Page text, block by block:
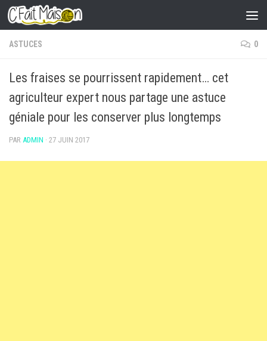
Skip to content
ASTUCES 0
Les fraises se pourrissent rapidement… cet
agriculteur expert nous partage une astuce
géniale pour les conserver plus longtemps
PAR ADMIN · 27 JUIN 2017